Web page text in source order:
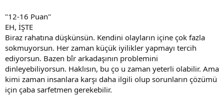
"12-16 Puan"
EH, İŞTE
Biraz rahatına düşkünsün. Kendini olayların içine çok fazla
sokmuyorsun. Her zaman küçük iyilikler yapmayı tercih
ediyorsun. Bazen bîr arkadaşının problemini
dinleyebiliyorsun. Haklısın, bu ço u zaman yeterli olabilir. Ama
kimi zaman insanlara karşı daha ilgili olup sorunların çözümü
için çaba sarfetmen gerekebilir.